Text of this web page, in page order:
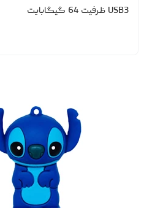
USB3 ظرفیت 64 گیگابایت